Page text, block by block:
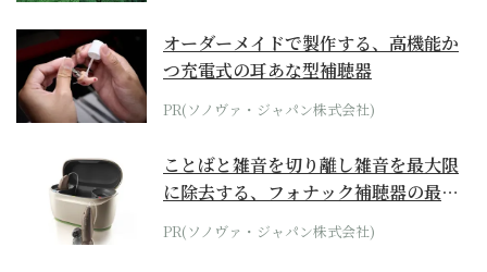
オーダーメイドで製作する、高機能か
つ充電式の耳あな型補聴器
PR(ソノヴァ・ジャパン株式会社)
ことばと雑音を切り離し雑音を最大限
に除去する、フォナック補聴器の最上
位モデル
PR(ソノヴァ・ジャパン株式会社)